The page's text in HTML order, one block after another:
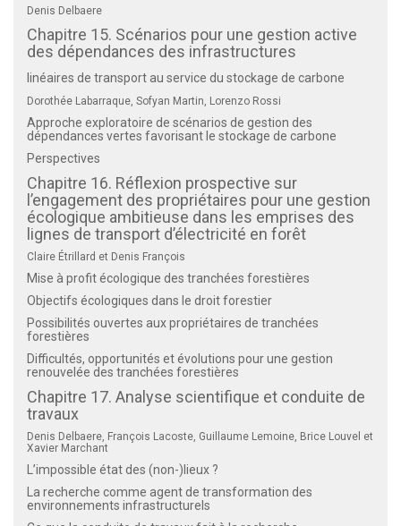
Denis Delbaere
Chapitre 15. Scénarios pour une gestion active
des dépendances des infrastructures
linéaires de transport au service du stockage de carbone
Dorothée Labarraque, Sofyan Martin, Lorenzo Rossi
Approche exploratoire de scénarios de gestion des
dépendances vertes favorisant le stockage de carbone
Perspectives
Chapitre 16. Réflexion prospective sur
l’engagement des propriétaires pour une gestion
écologique ambitieuse dans les emprises des
lignes de transport d’électricité en forêt
Claire Étrillard et Denis François
Mise à profit écologique des tranchées forestières
Objectifs écologiques dans le droit forestier
Possibilités ouvertes aux propriétaires de tranchées
forestières
Difficultés, opportunités et évolutions pour une gestion
renouvelée des tranchées forestières
Chapitre 17. Analyse scientifique et conduite de
travaux
Denis Delbaere, François Lacoste, Guillaume Lemoine, Brice Louvel et
Xavier Marchant
L’impossible état des (non-)lieux ?
La recherche comme agent de transformation des
environnements infrastructurels